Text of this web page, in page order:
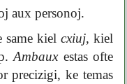
aux personoj.
kiel cxiuj, kiel
Ambauxestas ofte
precizigi, ke temas